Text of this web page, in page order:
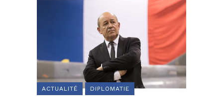
ACTUALITÉ DIPLOMATIE